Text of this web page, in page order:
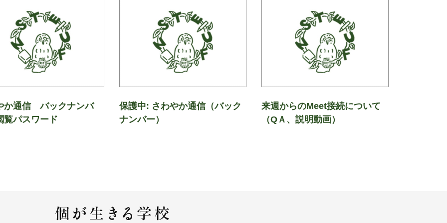
か通信 バックナンバ
パスワード
保護中: さわやか通信（バック
ナンバー）
来週からのMeet接続について
（QＡ、説明動画）